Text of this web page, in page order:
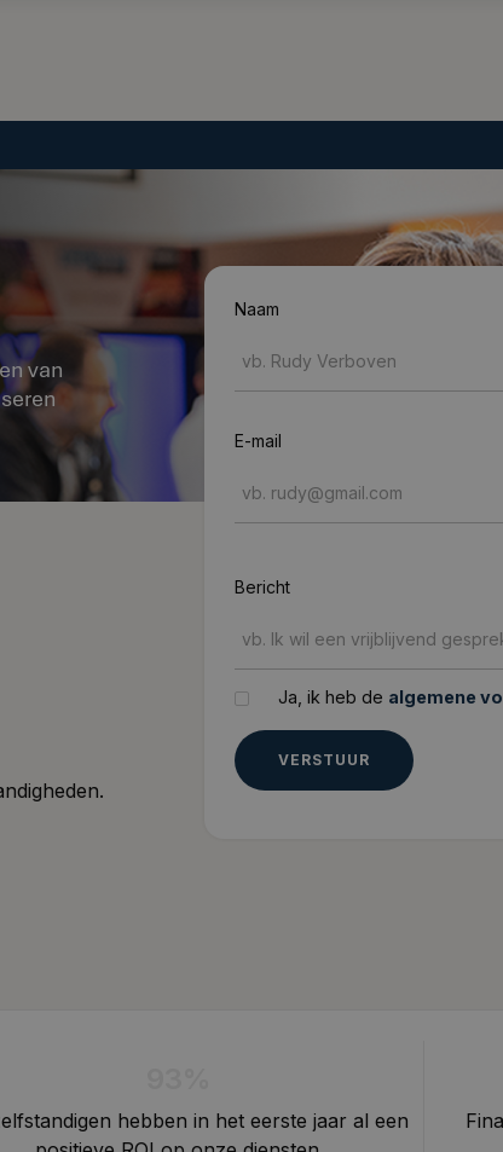
van
Naam
E-mail
Bericht
Ja, ik heb de algemene
hebben in het eerste jaar al een